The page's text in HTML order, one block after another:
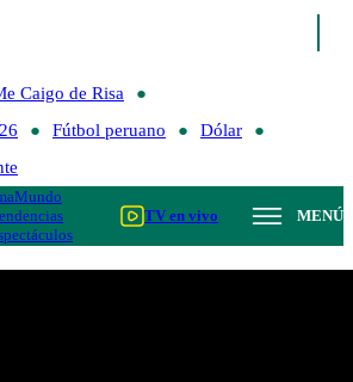
Caigo de Risa
Fútbol peruano
Dólar
Mundo
TV en vivo MENÚ